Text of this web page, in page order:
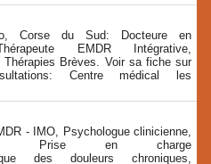
Corse du Sud: Docteure en
EMDR Intégrative,
Thérapies Brèves. Voir sa fiche sur
Centre médical les
- IMO, Psychologue clinicienne,
Prise en charge
des douleurs chroniques,